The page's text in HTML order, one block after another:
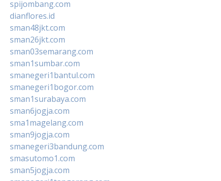
spijombang.com
dianflores.id
sman48jkt.com
sman26jkt.com
sman03semarang.com
sman1sumbar.com
smanegeri1bantul.com
smanegeri1bogor.com
sman1surabaya.com
sman6jogja.com
sma1magelang.com
sman9jogja.com
smanegeri3bandung.com
smasutomo1.com
sman5jogja.com